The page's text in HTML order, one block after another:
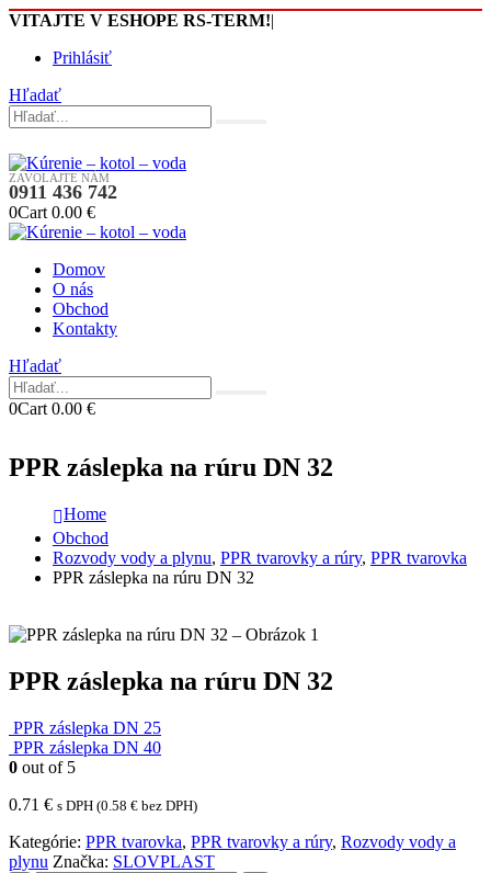
VITAJTE V ESHOPE RS-TERM!|
Prihlásiť
Hľadať
ZAVOLAJTE NÁM
0911 436 742
0Cart 0.00 €
Domov
O nás
Obchod
Kontakty
Hľadať
0Cart 0.00 €
PPR záslepka na rúru DN 32
Home
Obchod
Rozvody vody a plynu, PPR tvarovky a rúry, PPR tvarovka
PPR záslepka na rúru DN 32
PPR záslepka na rúru DN 32
PPR záslepka DN 25
PPR záslepka DN 40
0 out of 5
0.71 € s DPH (0.58 € bez DPH)
Kategórie: PPR tvarovka, PPR tvarovky a rúry, Rozvody vody a
plynu Značka: SLOVPLAST